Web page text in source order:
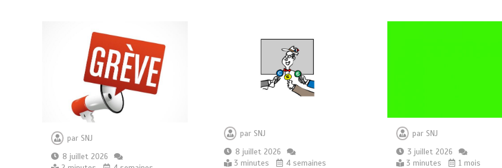
par SNJ
8 juillet 2026
par SNJ
8 juillet 2026
3 minutes
4 semaines
par SNJ
3 juillet 2026
3 minutes
1 mois